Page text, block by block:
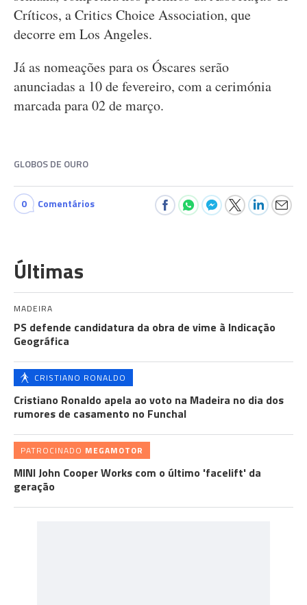
Críticos, a Critics Choice Association, que
decorre em Los Angeles.
Já as nomeações para os Óscares serão
anunciadas a 10 de fevereiro, com a cerimónia
marcada para 02 de março.
GLOBOS DE OURO
0 Comentários
Últimas
MADEIRA
PS defende candidatura da obra de vime à Indicação
Geográfica
CRISTIANO RONALDO
Cristiano Ronaldo apela ao voto na Madeira no dia dos
rumores de casamento no Funchal
PATROCINADO MEGAMOTOR
MINI John Cooper Works com o último 'facelift' da
geração